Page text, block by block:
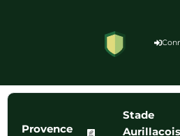
Provence
Stade
Aurillacois